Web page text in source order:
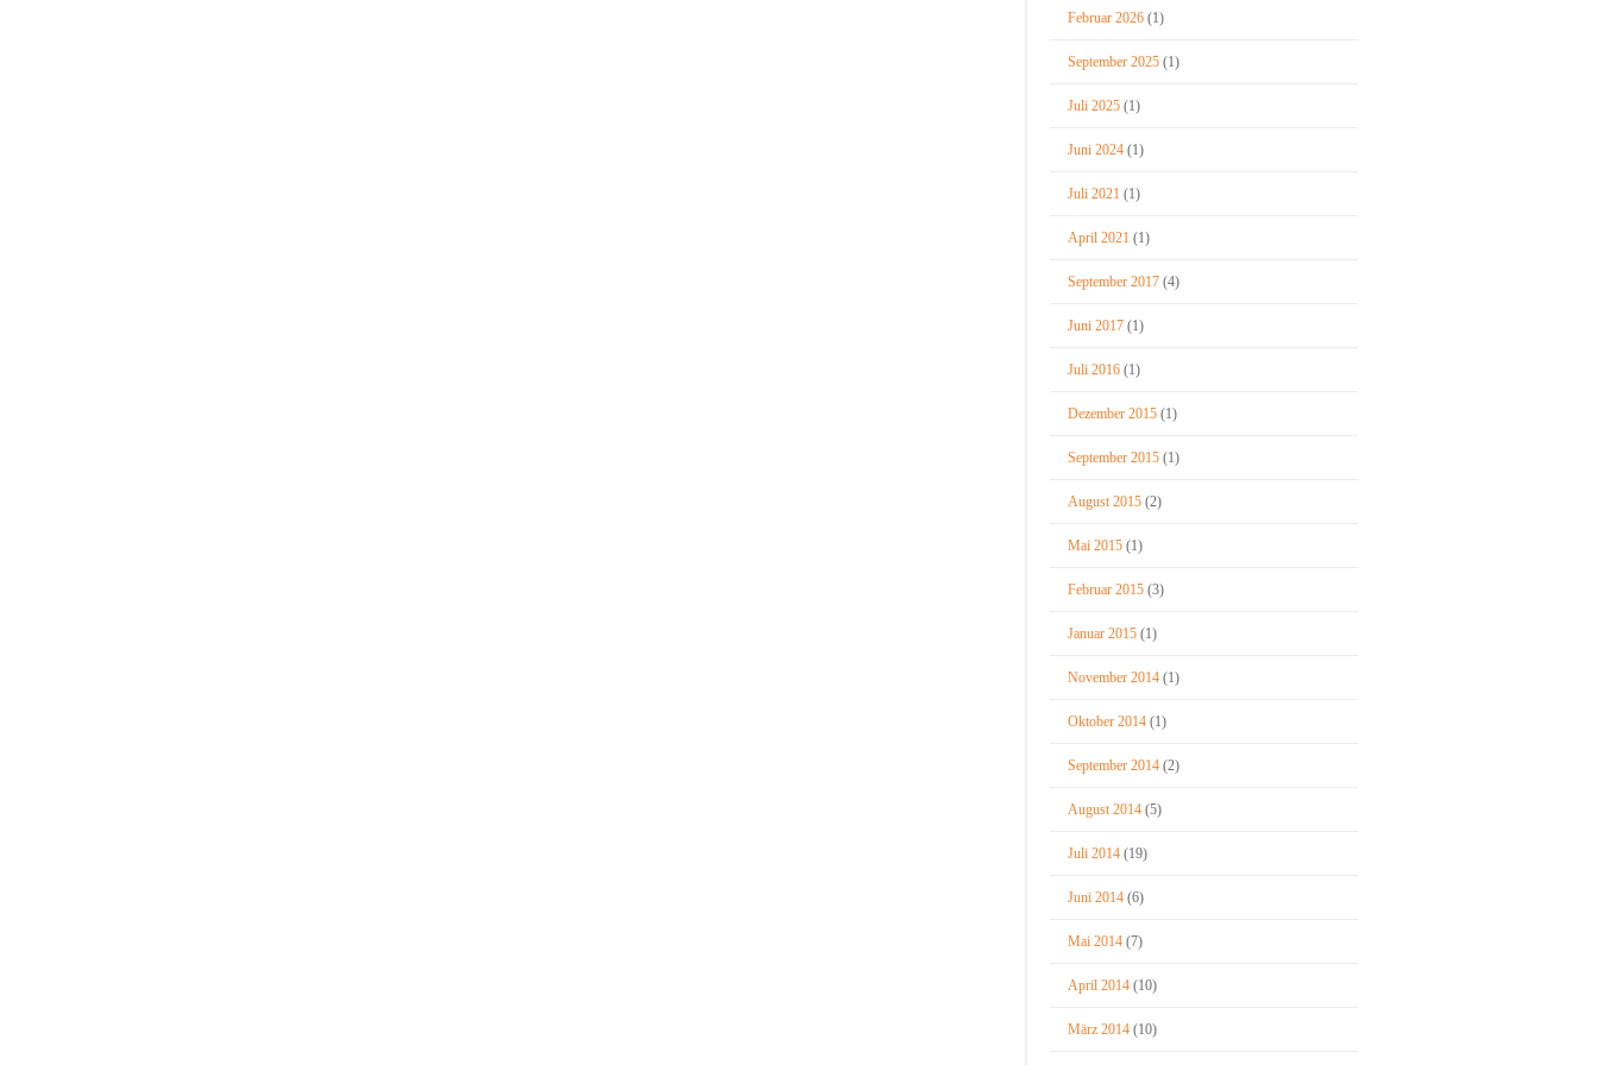
Februar 2026 (1)
September 2025 (1)
Juli 2025 (1)
Juni 2024 (1)
Juli 2021 (1)
April 2021 (1)
September 2017 (4)
Juni 2017 (1)
Juli 2016 (1)
Dezember 2015 (1)
September 2015 (1)
August 2015 (2)
Mai 2015 (1)
Februar 2015 (3)
Januar 2015 (1)
November 2014 (1)
Oktober 2014 (1)
September 2014 (2)
August 2014 (5)
Juli 2014 (19)
Juni 2014 (6)
Mai 2014 (7)
April 2014 (10)
März 2014 (10)